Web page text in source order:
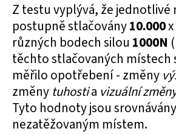
Z testu vyplývá, že jednotlivé
postupně stlačovány10.000
různých bodech silou 1000N
těchto stlačovaných místech
měřilo opotřebení - změny
změny tuhostia vizuální
Tyto hodnoty jsou
nezatěžovaným místem.